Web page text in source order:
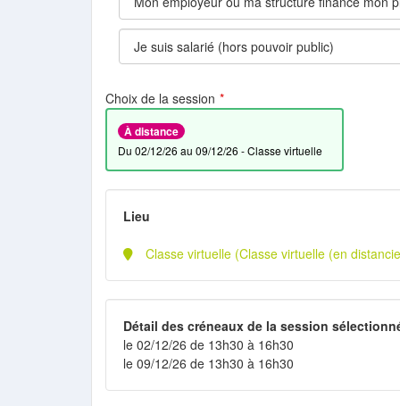
Choix de la session
À distance
du 02/12/26 au 09/12/26 - Classe virtuelle
Lieu
Classe virtuelle (Classe virtuelle (en
Détail des créneaux de la session
le 02/12/26 de 13h30 à 16h30
le 09/12/26 de 13h30 à 16h30